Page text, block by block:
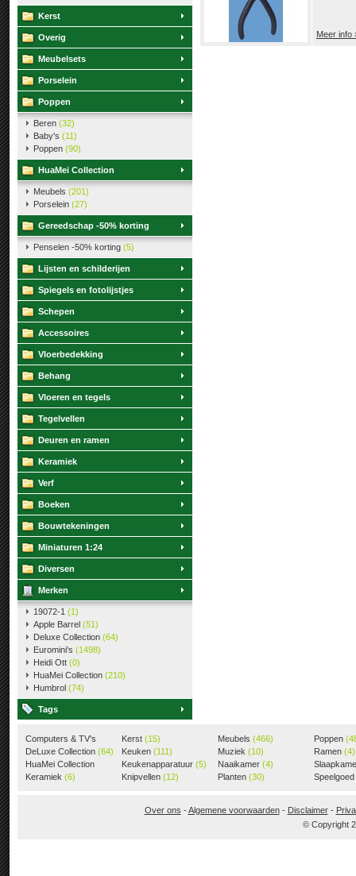
Kerst
Overig
Meubelsets
Porselein
Poppen
Beren (32)
Baby's (11)
Poppen (90)
HuaMei Collection
Meubels (201)
Porselein (27)
Gereedschap -50% korting
Penselen -50% korting (5)
Lijsten en schilderijen
Spiegels en fotolijstjes
Schepen
Accessoires
Vloerbedekking
Behang
Vloeren en tegels
Tegelvellen
Deuren en ramen
Keramiek
Verf
Boeken
Bouwtekeningen
Miniaturen 1:24
Diversen
Merken
19072-1 (1)
Apple Barrel (51)
Deluxe Collection (64)
Euromini's (1498)
Heidi Ott (0)
HuaMei Collection (210)
Humbrol (74)
Tags
Meer info
Computers & TV's
(18)
DeLuxe Collection (64)
HuaMei Collection
(205)
Keramiek (6)
Kerst (15)
Keuken (111)
Keukenapparatuur (5)
Knipvellen (12)
Meubels (466)
Muziek (10)
Naaikamer (4)
Planten (30)
Poppen
Ramen (4)
Speelgoed
Over ons -Algemene voorwaarden- Disclaimer-
© Copyright